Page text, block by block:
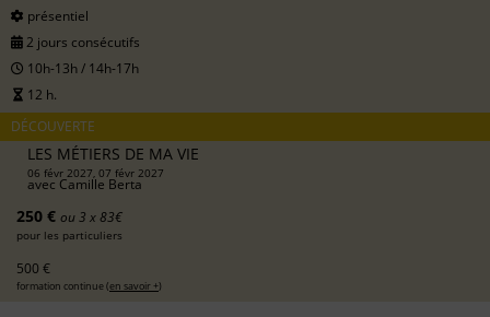
présentiel
2 jours consécutifs
10h-13h / 14h-17h
12 h.
DÉCOUVERTE
LES MÉTIERS DE MA VIE
06 févr 2027, 07 févr 2027
avec Camille Berta
250 € ou 3 x 83€
pour les particuliers
500 €
formation continue (en savoir +)